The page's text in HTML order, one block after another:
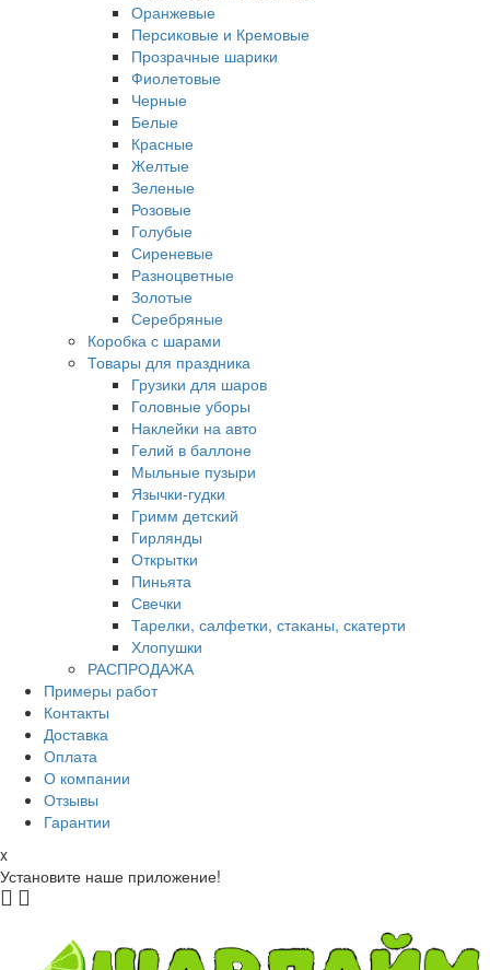
Оранжевые
Персиковые и Кремовые
Прозрачные шарики
Фиолетовые
Черные
Белые
Красные
Желтые
Зеленые
Розовые
Голубые
Сиреневые
Разноцветные
Золотые
Серебряные
Коробка с шарами
Товары для праздника
Грузики для шаров
Головные уборы
Наклейки на авто
Гелий в баллоне
Мыльные пузыри
Язычки-гудки
Гримм детский
Гирлянды
Открытки
Пиньята
Свечки
Тарелки, салфетки, стаканы, скатерти
Хлопушки
РАСПРОДАЖА
Примеры работ
Контакты
Доставка
Оплата
О компании
Отзывы
Гарантии
x
Установите наше приложение!